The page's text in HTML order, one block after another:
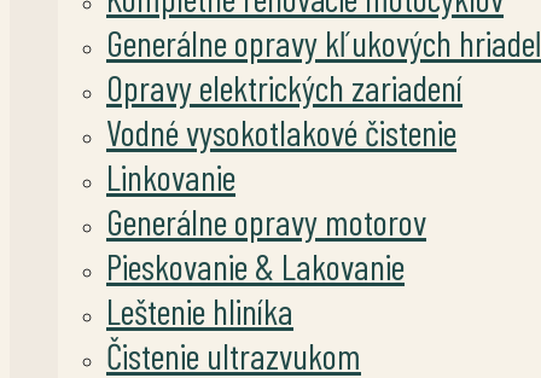
Generálne opravy kľukových
Opravy elektrických zariadení
Vodné vysokotlakové čistenie
Linkovanie
Generálne opravy motorov
Pieskovanie & Lakovanie
Leštenie hliníka
Čistenie ultrazvukom